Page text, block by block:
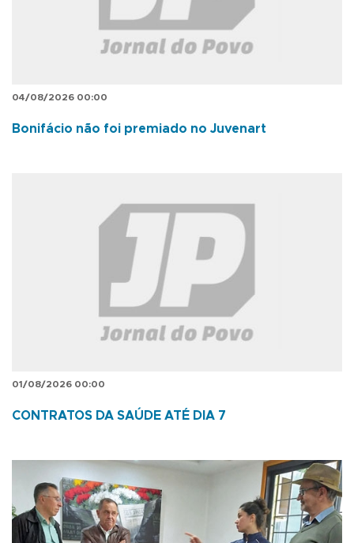
04/08/2026 00:00
Bonifácio não foi premiado no Juvenart
01/08/2026 00:00
CONTRATOS DA SAÚDE ATÉ DIA 7